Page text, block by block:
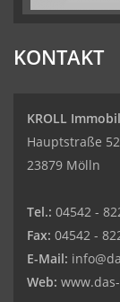
KONTAKT
KROLL
Hauptstraße 52
23879 Mölln
Tel.: 04542 -
Fax: 04542 -
E-Mail:
Web: